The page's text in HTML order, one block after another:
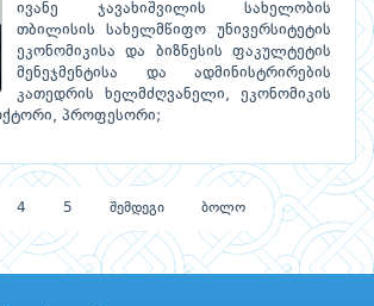
ივანე ჯავახიშვილის სახელობის
თბილისის სახელმწიფო უნივერსიტეტის
ეკონომიკისა და ბიზნესის ფაკულტეტის
მენეჯმენტისა და ადმინისტრირების
კათედრის ხელმძღვანელი, ეკონომიკის
პროფესორი;
4 5 შემდეგი ბოლო